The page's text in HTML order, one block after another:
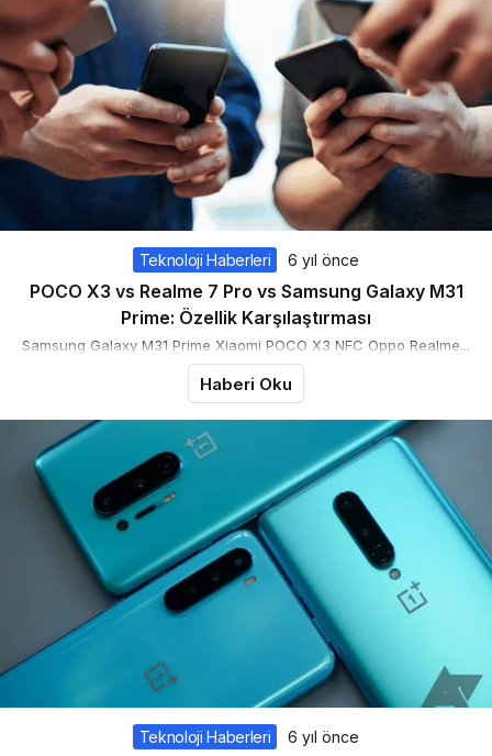
Teknoloji Haberleri 6 yıl önce
POCO X3 vs Realme 7 Pro vs Samsung Galaxy M31
Prime: Özellik Karşılaştırması
Samsung Galaxy M31 Prime Xiaomi POCO X3 NFC Oppo Realme...
Haberi Oku
Teknoloji Haberleri 6 yıl önce